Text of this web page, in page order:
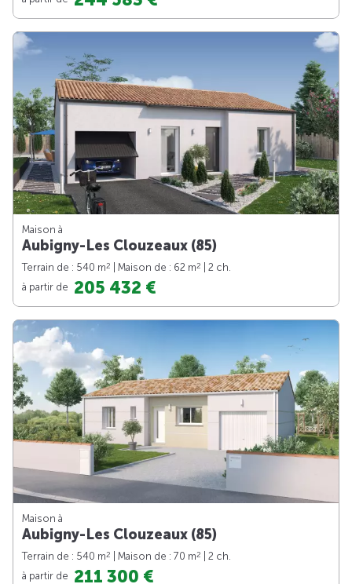
Maison à
Aubigny-Les Clouzeaux (85)
Terrain de : 540 m2 | Maison de : 62 m2
| 2 ch.
à partir de 205 432 €
Maison à
Aubigny-Les Clouzeaux (85)
Terrain de : 540 m2 | Maison de : 70 m2
| 2 ch.
à partir de 211 300 €